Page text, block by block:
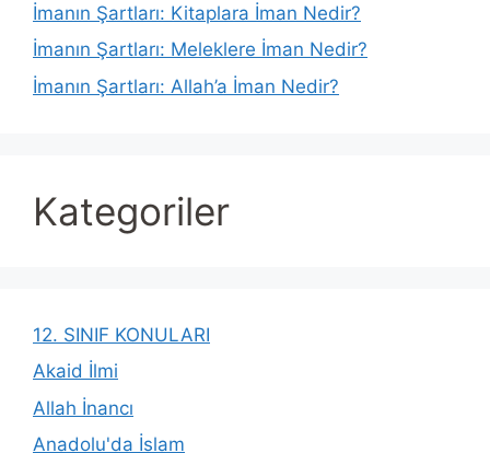
İmanın Şartları: Kitaplara İman Nedir?
İmanın Şartları: Meleklere İman Nedir?
İmanın Şartları: Allah’a İman Nedir?
Kategoriler
12. SINIF KONULARI
Akaid İlmi
Allah İnancı
Anadolu'da İslam